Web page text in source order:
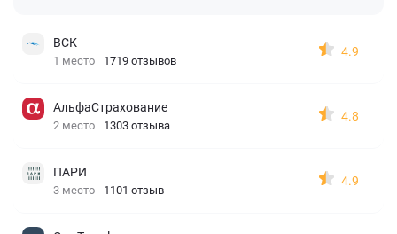
ВСК
1 место 1719 отзывов
4.9
АльфаСтрахование
2 место 1303 отзыва
4.8
ПАРИ
3 место 1101 отзыв
4.9